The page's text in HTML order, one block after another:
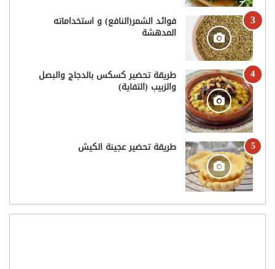
فوائد الشمر(النافع) و استخداماته
المدهشة
طريقة تحضير كسكس بالدجاج والبصل
والزبيب (التفاية)
طريقة تحضير عجينة الكيش